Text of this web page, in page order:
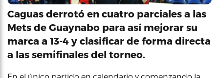
Caguas derrotó en cuatro parciales a las
Mets de Guaynabo para así mejorar su
marca a 13-4 y clasificar de forma directa
a las semifinales del torneo.